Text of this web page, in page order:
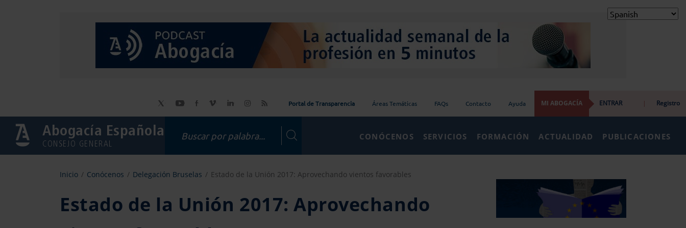
Portal de Transparencia Áreas Temáticas FAQs Contacto Ayuda MI ABOGACÍA ENTRAR | Registro
Abogacía Española
CONSEJO GENERAL
CONÓCENOS SERVICIOS FORMACIÓN ACTUALIDAD PUBLICACIONES
Inicio Conócenos Delegación Bruselas Estado de la Unión 2017: Aprovechando vientos favorables
Estado de la Unión 2017: Aprovechando